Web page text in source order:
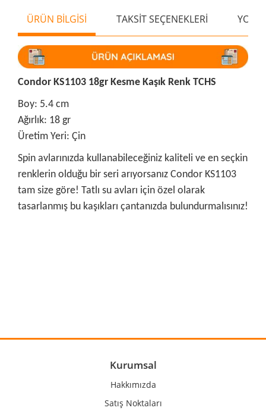
ÜRÜN BİLGİSİ TAKSİT SEÇENEKLERİ
Condor KS1103 18gr Kesme Kaşık Renk TCHS
Boy: 5.4 cm
Ağırlık: 18 gr
Üretim Yeri: Çin
Spin avlarınızda kullanabileceğiniz kaliteli ve en seçkin
renklerin olduğu bir seri arıyorsanız Condor KS1103
tam size göre! Tatlı su avları için özel olarak
tasarlanmış bu kaşıkları çantanızda bulundurmalısınız!
Ürün açıklamasında eksik bilgiler bulunuyor.
Ürün bilgilerinde hatalar bulunuyor.
Kurumsal
Hakkımızda
Satış Noktaları